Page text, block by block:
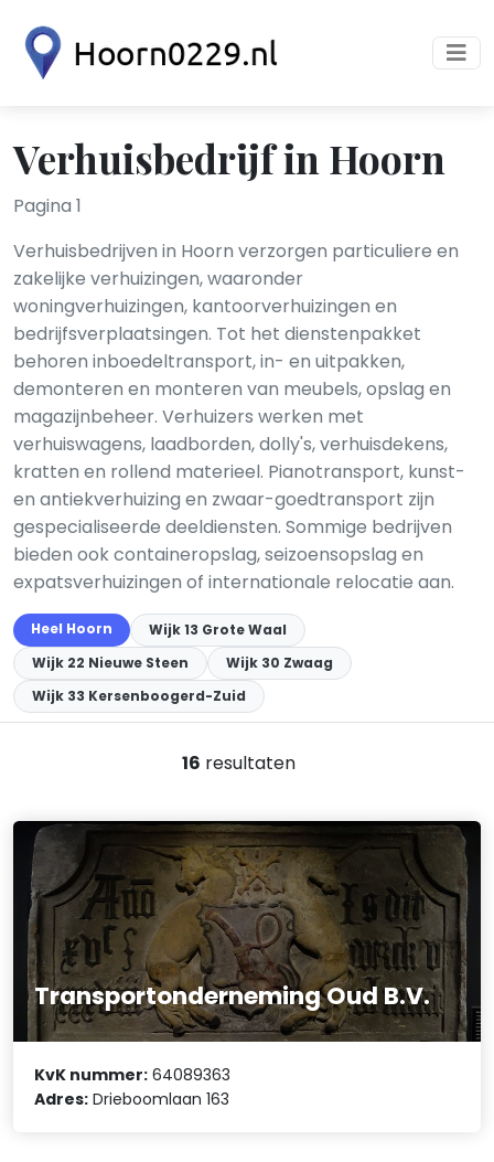
Verhuisbedrijf in Hoorn
Pagina 1
Verhuisbedrijven in Hoorn verzorgen particuliere en
zakelijke verhuizingen, waaronder
woningverhuizingen, kantoorverhuizingen en
bedrijfsverplaatsingen. Tot het dienstenpakket
behoren inboedeltransport, in- en uitpakken,
demonteren en monteren van meubels, opslag en
magazijnbeheer. Verhuizers werken met
verhuiswagens, laadborden, dolly's, verhuisdekens,
kratten en rollend materieel. Pianotransport, kunst-
en antiekverhuizing en zwaar-goedtransport zijn
gespecialiseerde deeldiensten. Sommige bedrijven
bieden ook containeropslag, seizoensopslag en
expatsverhuizingen of internationale relocatie aan.
Heel Hoorn
Wijk 13 Grote Waal
Wijk 22 Nieuwe Steen
Wijk 30 Zwaag
Wijk 33 Kersenboogerd-Zuid
16 resultaten
Transportonderneming Oud B.V.
KvK nummer: 64089363
Adres: Drieboomlaan 163